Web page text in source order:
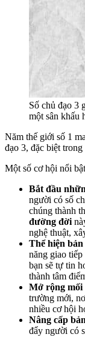
Số chủ đạo 3
một sân khấu
Năm thế giới số 1
đạo 3, đặc biệt
Một số cơ hội nổi
Bắt đầu
người có số
chúng thành
đường đời
nghệ thuật,
Thể hiện
năng giao
bạn sẽ tự tin
thành tâm
Mở rộng mối
trường mới,
nhiều cơ hội
Nâng cấp
đẩy người có